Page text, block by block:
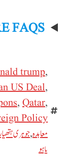
FAQS”
trump,
US Deal,
, Qatar,
Policy
معاہدہ,جوہری
یاہو